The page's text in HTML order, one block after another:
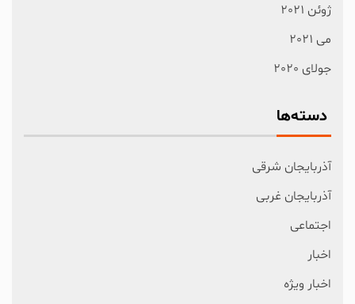
ژوئن 2021
می 2021
جولای 2020
دسته‌ها
آذربایجان شرقی
آذربایجان غربی
اجتماعی
اخبار
اخبار ویژه